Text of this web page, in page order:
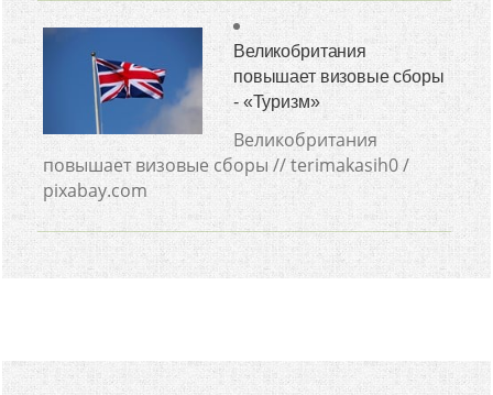
Великобритания
повышает визовые сборы
- «Туризм»
Великобритания
повышает визовые сборы // terimakasih0 /
pixabay.com